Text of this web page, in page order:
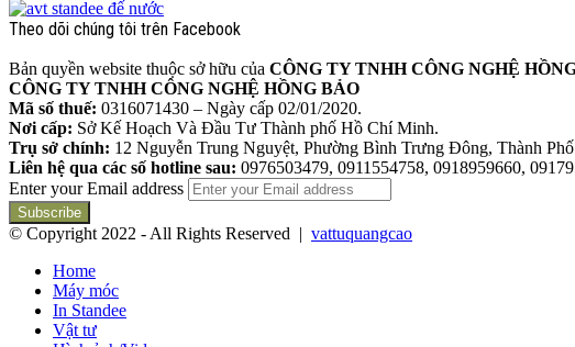
Theo dõi chúng tôi trên Facebook
Bản quyền website thuộc sở hữu của CÔNG TY TNHH CÔNG NGHỆ
CÔNG TY TNHH CÔNG NGHỆ HỒNG BẢO
Mã số thuế: 0316071430 – Ngày cấp 02/01/2020.
Nơi cấp: Sở Kế Hoạch Và Đầu Tư Thành phố Hồ Chí Minh.
Trụ sở chính: 12 Nguyễn Trung Nguyệt, Phường Bình Trưng Đông, Thành
Liên hệ qua các số hotline sau: 0976503479, 0911554758, 0918959660,
Enter your Email address
© Copyright 2022 - All Rights Reserved | vattuquangcao
Home
Máy móc
In Standee
Vật tư